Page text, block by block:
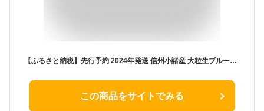
【ふるさと納税】先行予約 2024年発送 信州小諸産 大粒生ブルーベリー 約1.2kg 12パック入 長野県産 【果物・フルーツ・大粒・ブルーベリー・風味豊か】 お届け：2024年7月中旬～7月下旬
この商品をサイトでみる